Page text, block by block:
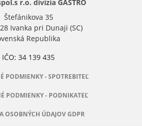
r.o. divízia GASTRO
Štefánikova 35
Ivanka pri Dunaji (SC)
Republika
IČO: 34 139 435
PODMIENKY - SPOTREBITEĽ
PODMIENKY - PODNIKATEĽ
OSOBNÝCH ÚDAJOV GDPR